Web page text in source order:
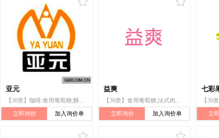
亚元
【30类】咖啡;食用葡萄糖;酥糖;软糖(糖果);糕点;饼干;八宝饭
立即询价
加入询价单
益爽
【30类】食用葡萄糖;法式肉派;米;爆米花;粉条;冰淇淋;醋;调味料
立即询价
加入询价单
七彩
立